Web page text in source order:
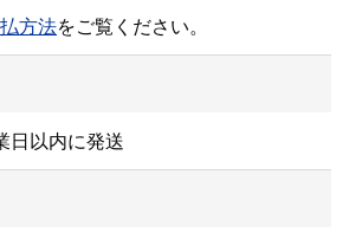
方法をご覧ください。
日以内に発送